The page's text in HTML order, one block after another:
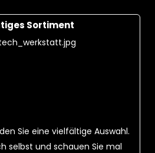
Sortiment
Sie eine vielfältige Auswahl.
selbst und schauen Sie mal